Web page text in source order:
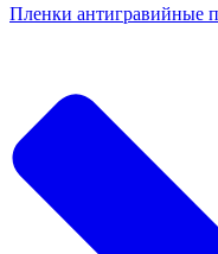
Пленки антигравийные